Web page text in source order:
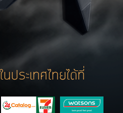
ประเทศไทยได้ที่